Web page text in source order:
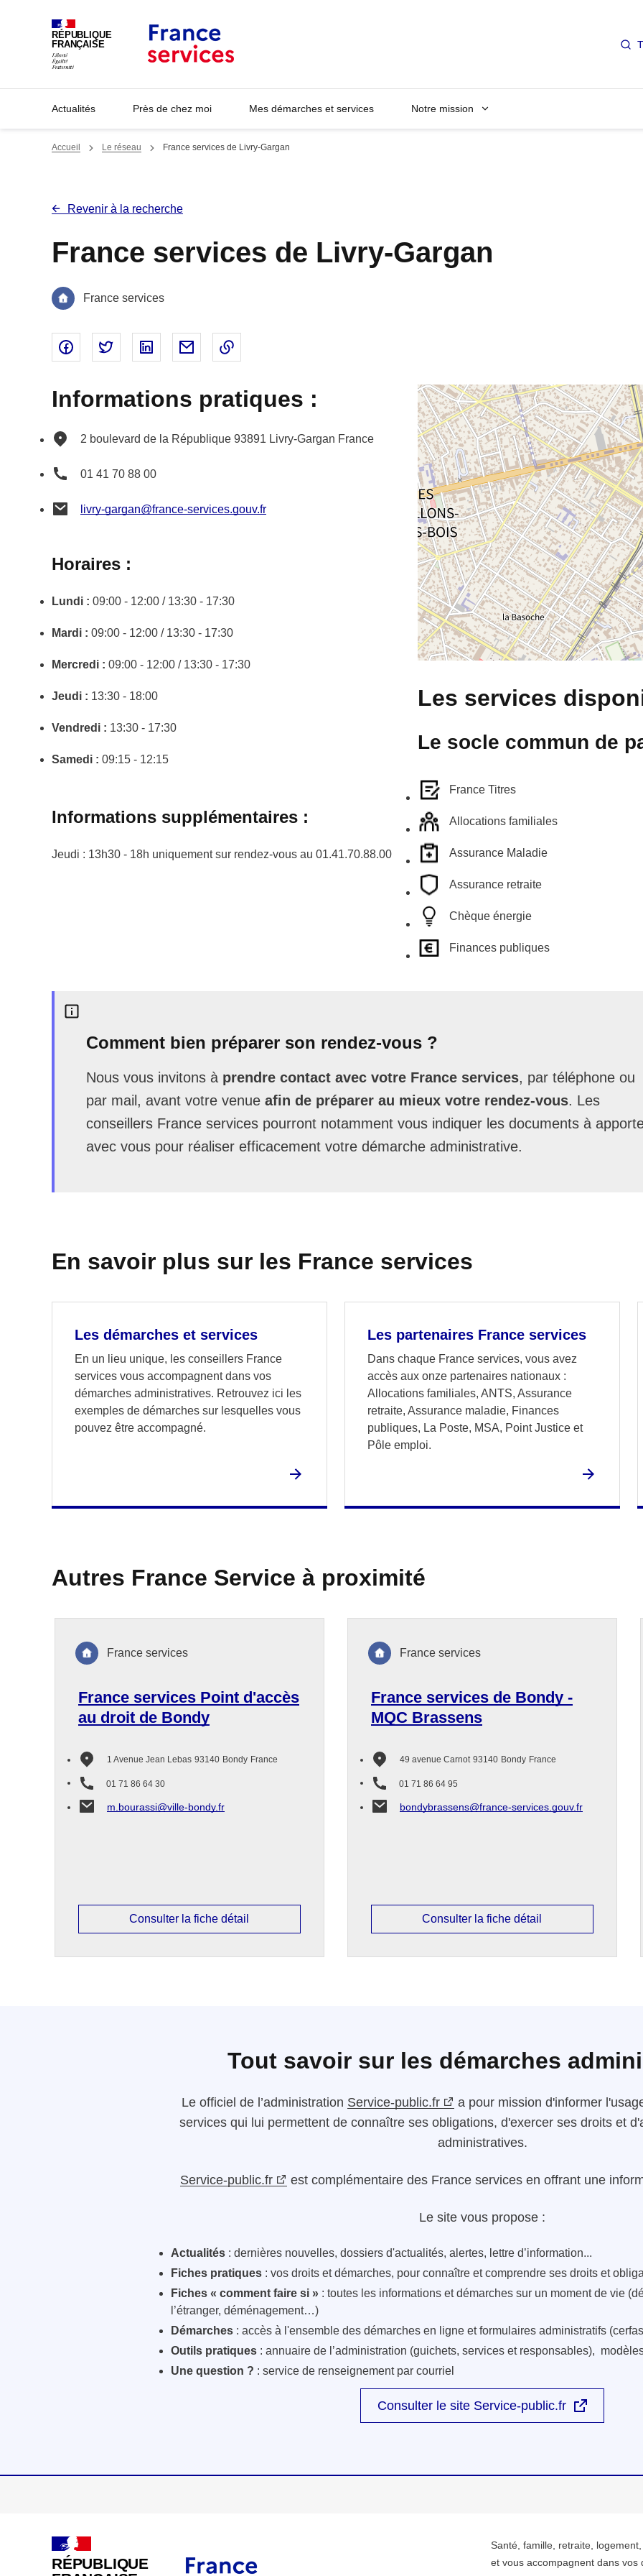
RÉPUBLIQUE
FRANÇAISE
Actualités Près de chez moi Mes démarches et services Notre mission
Accueil Le réseau France services de Livry-Gargan
Revenir à la recherche
France services de Livry-Gargan
France services
Partager sur Facebook - nouvelle fenêtre
Partager sur Twitter - nouvelle fenêtre
Partager sur Linked In - nouvelle fenêtre
Partager par email - nouvelle fenêtre
Informations pratiques :
2 boulevard de la République 93891 Livry-Gargan France
01 41 70 88 00
livry-gargan@france-services.gouv.fr
Horaires :
Lundi : 09:00 - 12:00 / 13:30 - 17:30
Mardi : 09:00 - 12:00 / 13:30 - 17:30
Mercredi : 09:00 - 12:00 / 13:30 - 17:30
Jeudi : 13:30 - 18:00
Vendredi : 13:30 - 17:30
Samedi : 09:15 - 12:15
Informations supplémentaires :
Jeudi : 13h30 - 18h uniquement sur rendez-vous au 01.41.70.88.00
Les services
Le socle commun de
France Titres
Allocations familiales
Assurance Maladie
Assurance retraite
Chèque énergie
Finances publiques
Comment bien préparer son rendez-vous ?
Nous vous invitons à prendre contact avec votre France services, par téléphone ou
par mail, avant votre venue afin de préparer au mieux votre rendez-vous. Les
conseillers France services pourront notamment vous indiquer les documents à
avec vous pour réaliser efficacement votre démarche administrative.
En savoir plus sur les France services
Les démarches et services
En un lieu unique, les conseillers France
services vous accompagnent dans vos
démarches administratives. Retrouvez ici les
exemples de démarches sur lesquelles vous
pouvez être accompagné.
Les partenaires France services
Dans chaque France services, vous avez
accès aux onze partenaires nationaux :
Allocations familiales, ANTS, Assurance
retraite, Assurance maladie, Finances
publiques, La Poste, MSA, Point Justice et
Pôle emploi.
Autres France Service à proximité
France services Point d'accès
au droit de Bondy
1 Avenue Jean Lebas 93140 Bondy France
01 71 86 64 30
m.bourassi@ville-bondy.fr
France services
Consulter la fiche détail
France services de Bondy -
MQC Brassens
49 avenue Carnot 93140 Bondy France
01 71 86 64 95
bondybrassens@france-services.gouv.fr
France services
Consulter la fiche détail
Tout savoir sur les démarches
Le officiel de l’administration Service-public.fr
a pour mission d'informer
services qui lui permettent de connaître ses obligations, d'exercer ses droits et
administratives.
Service-public.fr est complémentaire des France services en offrant une
Le site vous propose :
Actualités : dernières nouvelles, dossiers d'actualités, alertes, lettre d’information...
Fiches pratiques : vos droits et démarches, pour connaître et comprendre ses droits et
Fiches « comment faire si » : toutes les informations et démarches sur un moment de vie
l’étranger, déménagement…)
Démarches : accès à l'ensemble des démarches en ligne et formulaires administratifs
Outils pratiques : annuaire de l’administration (guichets, services et responsables),
Une question ? : service de renseignement par courriel
Consulter le site Service-public.fr
RÉPUBLIQUE
Santé, famille, retraite,
et vous accompagnent dans